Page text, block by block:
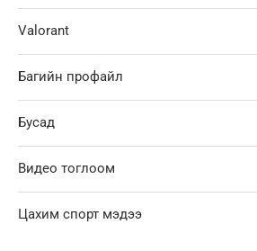
Valorant
Багийн профайл
Бусад
Видео тоглоом
Цахим спорт мэдээ